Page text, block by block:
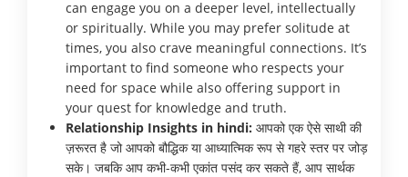
can engage you on a deeper level, intellectually
or spiritually. While you may prefer solitude at
times, you also crave meaningful connections. It’s
important to find someone who respects your
need for space while also offering support in
your quest for knowledge and truth.
Relationship Insights in hindi: आपको एक ऐसे साथी की
ज़रूरत है जो आपको बौद्धिक या आध्यात्मिक रूप से गहरे स्तर पर जोड़
सके। जबकि आप कभी-कभी एकांत पसंद कर सकते हैं, आप सार्थक